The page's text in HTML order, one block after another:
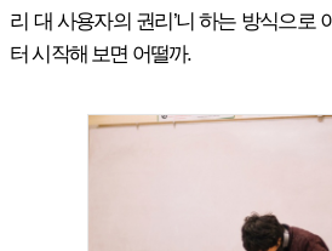
리 대 사용자의 권리’니 하는 방식으로
터 시작해 보면 어떨까.